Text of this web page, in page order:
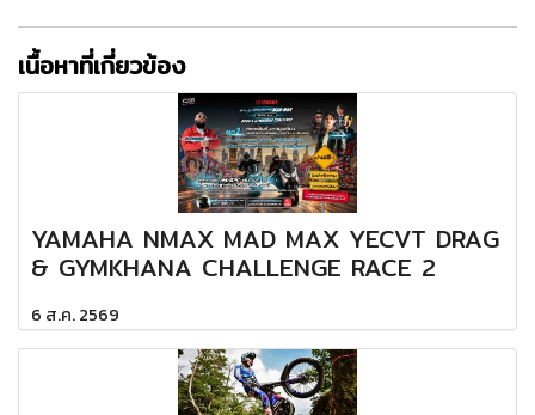
เนื้อหาที่เกี่ยวข้อง
YAMAHA NMAX MAD MAX YECVT DRAG
& GYMKHANA CHALLENGE RACE 2
6 ส.ค. 2569